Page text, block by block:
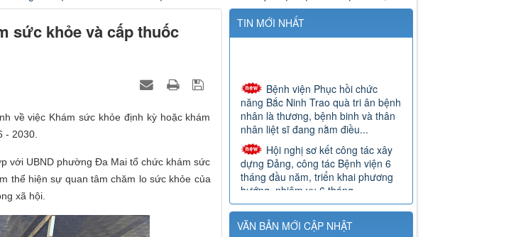
sức khỏe và cấp thuốc
về việc Khám sức khỏe định kỳ hoặc khám
- 2030.
với UBND phường Đa Mai tổ chức khám sức
thể hiện sự quan tâm chăm lo sức khỏe của
xã hội.
TIN MỚI NHẤT
nhân là thương, bệnh binh và thân
nhân liệt sĩ đang nằm điều...
Hội nghị sơ kết công tác xây
dựng Đảng, công tác Bệnh viện 6
tháng đầu năm, triển khai phương
hướng, nhiệm vụ 6 tháng...
Bệnh viện Phục hồi chức
phổ biến các văn bản quy phạm
pháp luật của Trung ương có...
VĂN BẢN MỚI CẬP NHẬT